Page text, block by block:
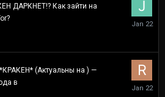
ДАРКНЕТ!? Как зайти на
January
22
(Актуальны на ) —
в
January
22